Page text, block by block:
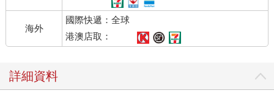
海外
國際快遞：全球
港澳店取：
詳細資料